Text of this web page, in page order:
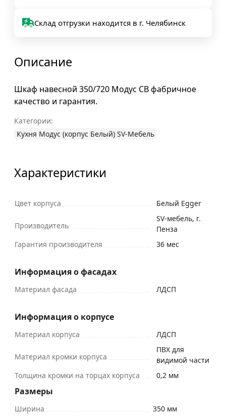
Склад отгрузки находится в г. Челябинск
Описание
Шкаф навесной 350/720 Модус СВ фабричное
качество и гарантия.
Категории:
Кухня Модус (корпус Белый) SV-Мебель
Характеристики
Цвет корпуса Белый Egger
Производитель
SV-мебель, г.
Пенза
Гарантия производителя
36 мес
Информация о фасадах
Материал фасада ЛДСП
Информация о корпусе
Материал корпуса ЛДСП
Материал кромки корпуса
ПВХ для
видимой части
Толщина кромки на торцах корпуса
0,2 мм
Размеры
Ширина
350 мм